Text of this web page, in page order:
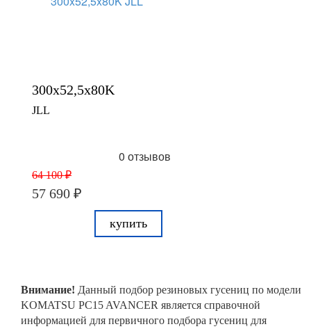
300x52,5x80K
JLL
0 отзывов
64 100 ₽
57 690 ₽
купить
Внимание! Данный подбор резиновых гусениц по модели
KOMATSU PC15 AVANCER является справочной
информацией для первичного подбора гусениц для